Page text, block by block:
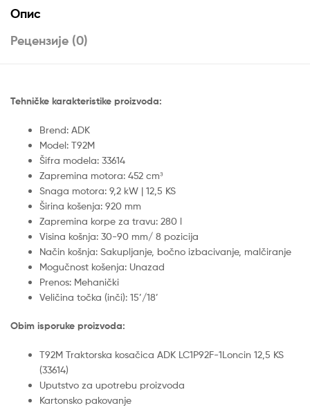
Опис
Рецензије (0)
Tehničke karakteristike proizvoda:
Brend: ADK
Model: T92M
Šifra modela: 33614
Zapremina motora: 452 cm³
Snaga motora: 9,2 kW | 12,5 KS
Širina košenja: 920 mm
Zapremina korpe za travu: 280 l
Visina košnja: 30-90 mm/ 8 pozicija
Način košnja: Sakupljanje, bočno izbacivanje, malčiranje
Mogučnost košenja: Unazad
Prenos: Mehanički
Veličina točka (inči): 15’/18’
Obim isporuke proizvoda:
T92M Traktorska kosačica ADK LC1P92F-1Loncin 12,5 KS
(33614)
Uputstvo za upotrebu proizvoda
Kartonsko pakovanje